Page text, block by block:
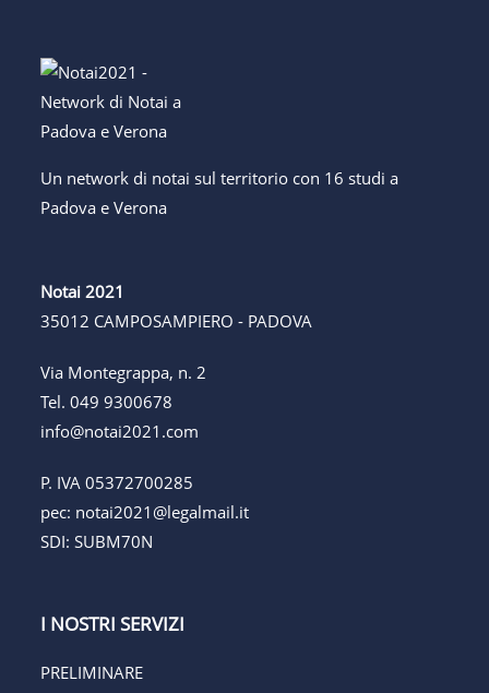
Un network di notai sul territorio con 16 studi a
Padova e Verona
Notai 2021
35012 CAMPOSAMPIERO - PADOVA
Via Montegrappa, n. 2
Tel.049 9300678
info@notai2021.com
P. IVA 05372700285
pec: notai2021@legalmail.it
SDI: SUBM70N
I NOSTRI SERVIZI
PRELIMINARE